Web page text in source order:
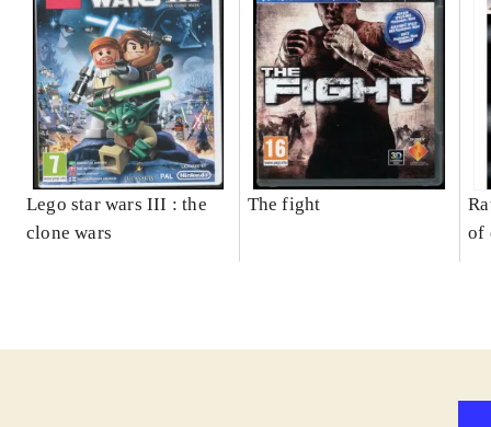
Lego star wars III : the
clone wars
The fight
of